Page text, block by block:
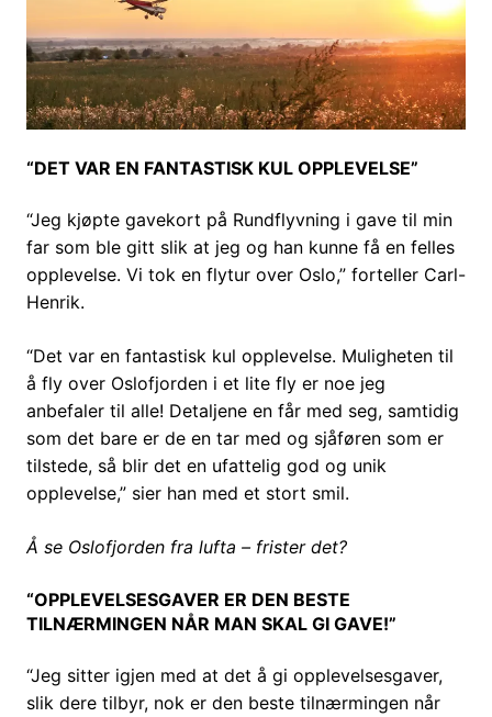
“DET VAR EN FANTASTISK KUL OPPLEVELSE”
“Jeg kjøpte gavekort på Rundflyvning i gave til min
far som ble gitt slik at jeg og han kunne få en felles
opplevelse. Vi tok en flytur over Oslo,” forteller Carl-
Henrik.
“Det var en fantastisk kul opplevelse. Muligheten til
å fly over Oslofjorden i et lite fly er noe jeg
anbefaler til alle! Detaljene en får med seg, samtidig
som det bare er de en tar med og sjåføren som er
tilstede, så blir det en ufattelig god og unik
opplevelse,” sier han med et stort smil.
Å se Oslofjorden fra lufta – frister det?
“OPPLEVELSESGAVER ER DEN BESTE
TILNÆRMINGEN NÅR MAN SKAL GI GAVE!”
“Jeg sitter igjen med at det å gi opplevelsesgaver,
slik dere tilbyr, nok er den beste tilnærmingen når